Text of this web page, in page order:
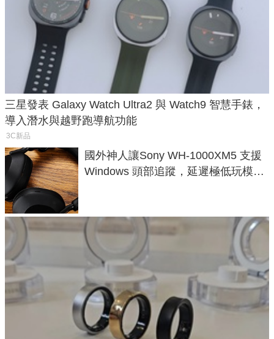
三星發表 Galaxy Watch Ultra2 與 Watch9 智慧手錶，
導入潛水與越野跑導航功能
3C新品
國外神人讓Sony WH-1000XM5 支援
Windows 頭部追蹤，延遲極低玩模擬